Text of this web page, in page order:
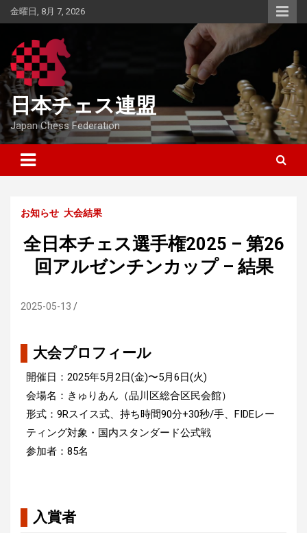
Skip
to
金曜日, 8月 7, 2026
日本チェス連盟
Japan Chess Federation
お知らせ 大会結果
全日本チェス選手権2025 – 第26
回アルゼンチンカップ – 結果
2025-05-13
大会プロフィール
開催日：2025年5月2日(金)〜5月6日(火)
会場名：きゅりあん（品川区総合区民会館）
形式：9Rスイス式、持ち時間90分+30秒/手、FIDEレー
ティング対象・国内スタンダード公式戦
参加者：85名
入賞者